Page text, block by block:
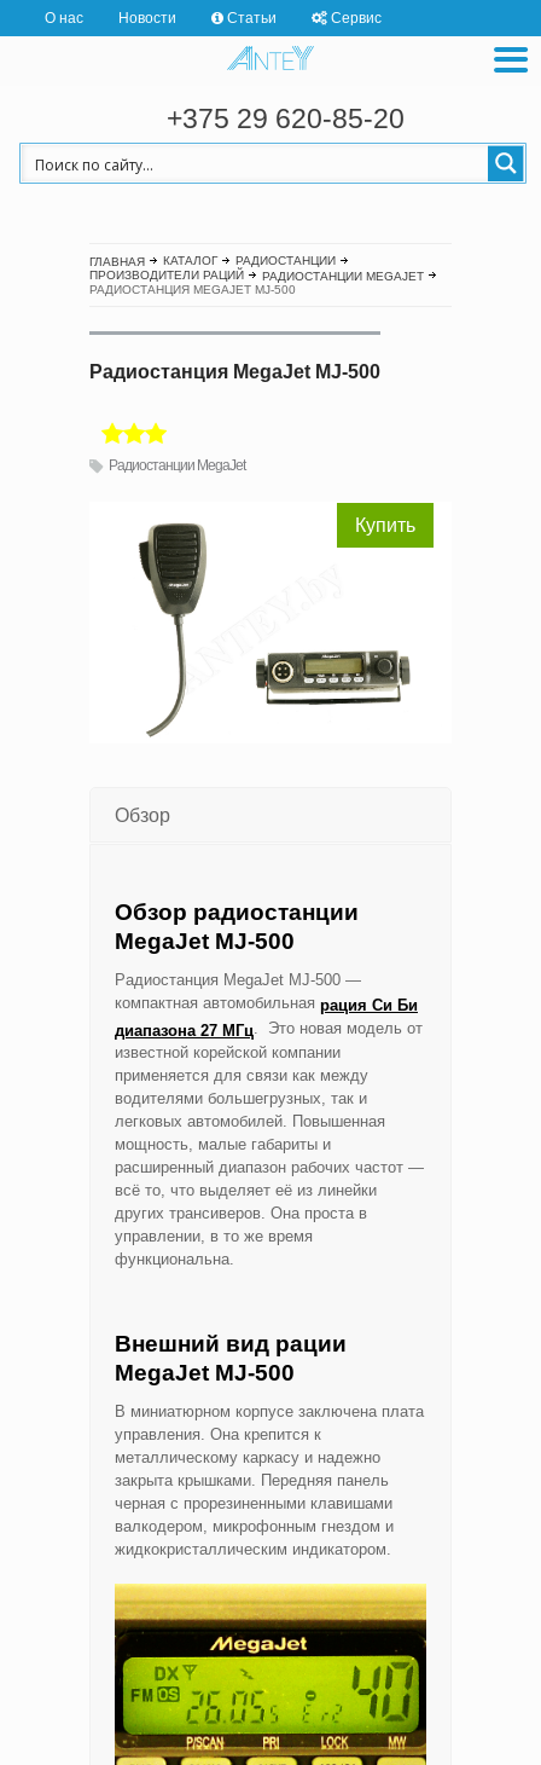
О нас Новости Статьи Сервис
+375 29 620-85-20
ГЛАВНАЯ КАТАЛОГ
РАДИОСТАНЦИИ
ПРОИЗВОДИТЕЛИ РАЦИЙ
РАДИОСТАНЦИИ MEGAJET
РАДИОСТАНЦИЯ MEGAJET MJ-500
Радиостанция MegaJet MJ-500
Радиостанции MegaJet
Купить
Обзор
Обзор радиостанции
MegaJet MJ-500
Радиостанция MegaJet MJ-500 —
компактная автомобильная рация Си Би
диапазона 27 МГц . Это новая модель от
известной корейской компании
применяется для связи как между
водителями большегрузных, так и
легковых автомобилей. Повышенная
мощность, малые габариты и
расширенный диапазон рабочих частот —
всё то, что выделяет её из линейки
других трансиверов. Она проста в
управлении, в то же время
функциональна.
Внешний вид рации
MegaJet MJ-500
В миниатюрном корпусе заключена плата
управления. Она крепится к
металлическому каркасу и надежно
закрыта крышками. Передняя панель
черная с прорезиненными клавишами
валкодером, микрофонным гнездом и
жидкокристаллическим индикатором.